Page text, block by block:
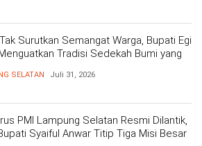
Surutkan Semangat Warga, Bupati Egi
Tradisi Sedekah Bumi yang
SELATAN Juli 31, 2026
PMI Lampung Selatan Resmi Dilantik,
Syaiful Anwar Titip Tiga Misi Besar